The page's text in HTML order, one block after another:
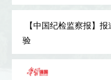
【中国纪检监察报】
验